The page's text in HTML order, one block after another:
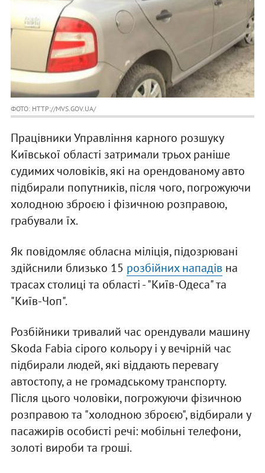
ФОТО: HTTP://MVS.GOV.UA/
Працівники Управління карного розшуку
Київської області затримали трьох раніше
судимих чоловіків, які на орендованому авто
підбирали попутників, після чого, погрожуючи
холодною зброєю і фізичною розправою,
грабували їх.
Як повідомляє обласна міліція, підозрювані
здійснили близько 15 розбійних нападів на
трасах столиці та області - "Київ-Одеса" та
"Київ-Чоп".
Розбійники тривалий час орендували машину
Skoda Fabia сірого кольору і у вечірній час
підбирали людей, які віддають перевагу
автостопу, а не громадському транспорту.
Після цього чоловіки, погрожуючи фізичною
розправою та "холодною зброєю", відбирали у
пасажирів особисті речі: мобільні телефони,
золоті вироби та гроші.